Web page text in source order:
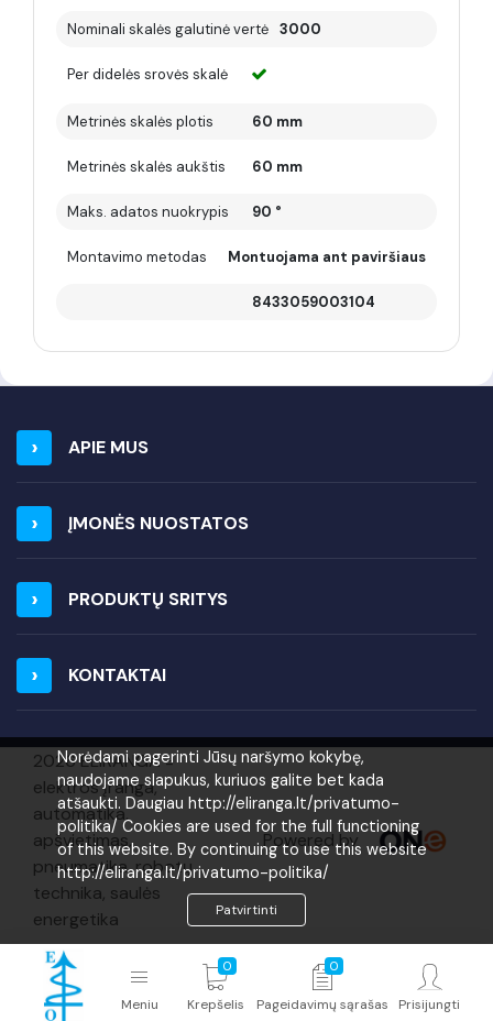
Norėdami pagerinti Jūsų naršymo kokybę,
naudojame slapukus, kuriuos galite bet kada
atšaukti. Daugiau http://eliranga.lt/privatumo-
politika/ Cookies are used for the full functioning
of this website. By continuing to use this website
http://eliranga.lt/privatumo-politika/
Patvirtinti
Nominali skalės galutinė vertė 3000
Per didelės srovės skalė
Metrinės skalės plotis 60 mm
Metrinės skalės aukštis 60 mm
Maks. adatos nuokrypis 90 °
Montavimo metodas Montuojama ant paviršiaus
8433059003104
APIE MUS
ĮMONĖS NUOSTATOS
PRODUKTŲ SRITYS
KONTAKTAI
2026 ELIRANGA =
elektros įranga,
automatika,
apšvietimas,
pneumatika, robotų
technika, saulės
energetika
Powered by
Meniu
0
Krepšelis
0
Pageidavimų sąrašas Prisijungti